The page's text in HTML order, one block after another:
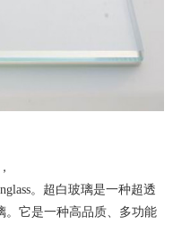
。超白玻璃是一种超透
。它是一种高品质、多功能